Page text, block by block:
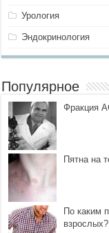
Урология
Эндокринология
Популярное
Фракция
Пятна на
По каким
взрослых?